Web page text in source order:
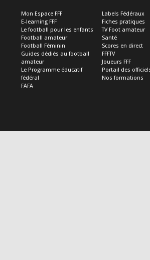
Mon Espace FFF
E-learning FFF
Le football pour les enfants
Football amateur
Football Féminin
Guides dédiés au football
amateur
Le Programme éducatif
fédéral
FAFA
Labels Fédéraux
Fiches pratiques
TV Foot amateur
Santé
Scores en direct
FFFTV
Joueurs FFF
Portail des
Nos formations